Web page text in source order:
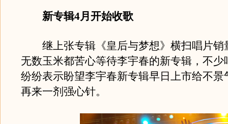
新专辑4月开始收歌
继上张专辑《皇后与梦想》横扫唱片销
无数玉米都苦心等待李宇春的新专辑，不少
纷纷表示盼望李宇春新专辑早日上市给不景
再来一剂强心针。